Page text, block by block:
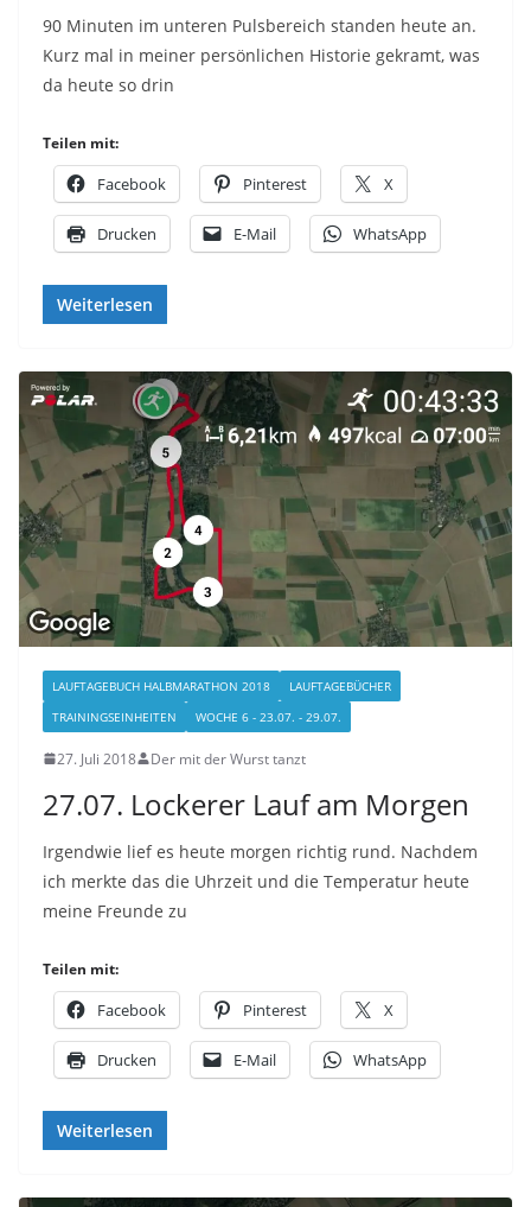
90 Minuten im unteren Pulsbereich standen heute an.
Kurz mal in meiner persönlichen Historie gekramt, was
da heute so drin
Teilen mit:
Facebook Pinterest X
Drucken E-Mail WhatsApp
Weiterlesen
LAUFTAGEBUCH HALBMARATHON 2018
LAUFTAGEBÜCHER
TRAININGSEINHEITEN
WOCHE 6 - 23.07. - 29.07.
27. Juli 2018 Der mit der Wurst tanzt
27.07. Lockerer Lauf am Morgen
Irgendwie lief es heute morgen richtig rund. Nachdem
ich merkte das die Uhrzeit und die Temperatur heute
meine Freunde zu
Teilen mit:
Facebook Pinterest X
Drucken E-Mail WhatsApp
Weiterlesen